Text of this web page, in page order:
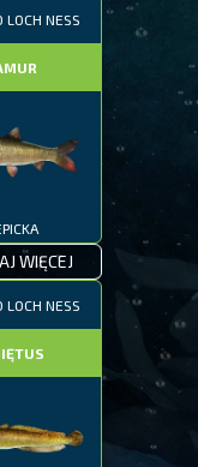
LOCH NESS
WIĘCEJ
LOCH NESS